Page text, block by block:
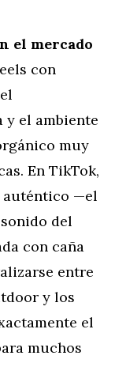
el mercado
con
y el ambiente
muy
En TikTok,
auténtico —el
del
con caña
entre
y los
el
muchos